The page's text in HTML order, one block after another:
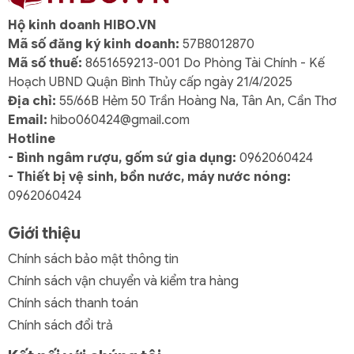
tiếng với các sản phẩm gia dụng chất lượng cao, bền
đẹp và an toàn cho người dùng.
Giá áp dụng tại TP. HCM
Sản phẩm có mức giá ưu đãi dành riêng cho khu vực
TP. HCM, giúp khách hàng dễ dàng tiếp cận và lựa
chọn.
Câu hỏi thường gặp
Bình nước nhựa Duy Tân 1 Lít No.F289 có bền
Sản phẩm được làm từ nhựa PET cao cấp, có độ bền
cao, chịu lực tốt và khó nứt vỡ khi sử dụng lâu dài.
Bình có an toàn để đựng nước uống không?
Nhựa PET là loại nhựa thường dùng trong sản xuất
chai lọ thực phẩm, đảm bảo an toàn khi tiếp xúc với
Hộ kinh doanh HIBO.VN
Mã số đăng ký kinh doanh: 57B8012870
Mã số thuế: 8651659213-001 Do Phòng Tài Chính - Kế
Hoạch UBND Quận Bình Thủy cấp ngày 21/4/2025
Địa chỉ: 55/66B Hẻm 50 Trần Hoàng Na, Tân An, Cần Thơ
Email: hibo060424@gmail.com
Hotline
- Bình ngâm rượu, gốm sứ gia dụng: 0962060424
- Thiết bị vệ sinh, bồn nước, máy nước nóng:
0962060424
Giới thiệu
Chính sách bảo mật thông tin
Chính sách vận chuyển và kiểm tra hàng
Chính sách thanh toán
Chính sách đổi trả